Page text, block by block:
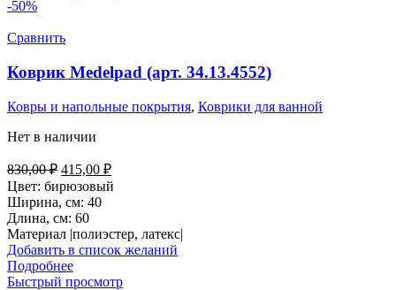
-50%
Сравнить
Коврик Medelpad (арт. 34.13.4552)
Ковры и напольные покрытия, Коврики для ванной
Нет в наличии
830,00₽ Первоначальная
цена
составляла
830,00 ₽.
415,00 ₽Текущая
цена:
Цвет: бирюзовый
Ширина, см: 40
Длина, см: 60
Материал |полиэстер, латекс|
Добавить в список желаний
Подробнее
Быстрый просмотр